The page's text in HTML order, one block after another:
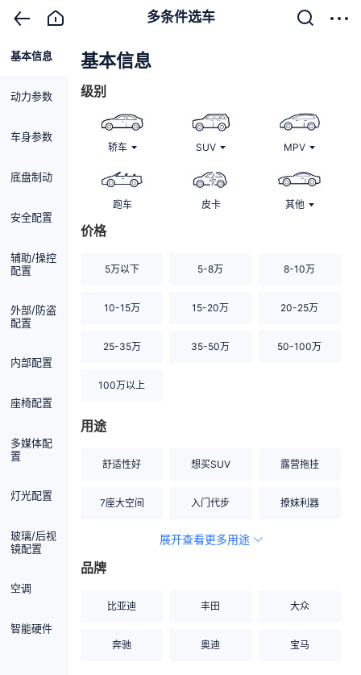
多条件选车
基本信息
动力参数
车身参数
底盘制动
安全配置
辅助/操控
配置
外部/防盗
配置
内部配置
座椅配置
多媒体配
置
灯光配置
玻璃/后视
镜配置
空调
智能硬件
基本信息
级别
轿车 SUV MPV
跑车 皮卡 其他
价格
5万以下 5-8万 8-10万
10-15万 15-20万 20-25万
25-35万 35-50万 50-100万
100万以上
用途
舒适性好 想买SUV 露营拖挂
7座大空间 入门代步 撩妹利器
空间宽敞
展开查看更多用途
品牌
比亚迪 丰田 大众
奔驰 奥迪 宝马